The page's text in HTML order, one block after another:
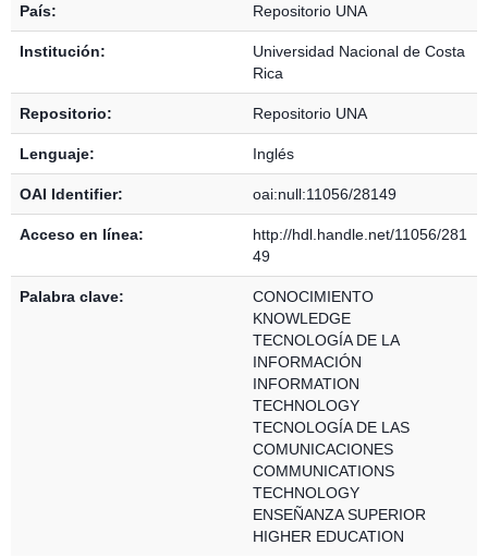
País: Repositorio UNA
Institución:
Universidad Nacional de Costa
Rica
Repositorio: Repositorio UNA
Lenguaje: Inglés
OAI Identifier: oai:null:11056/28149
Acceso en línea:
http://hdl.handle.net/11056/281
49
Palabra clave:
CONOCIMIENTO
KNOWLEDGE
TECNOLOGÍA DE LA
INFORMACIÓN
INFORMATION
TECHNOLOGY
TECNOLOGÍA DE LAS
COMUNICACIONES
COMMUNICATIONS
TECHNOLOGY
ENSEÑANZA SUPERIOR
HIGHER EDUCATION